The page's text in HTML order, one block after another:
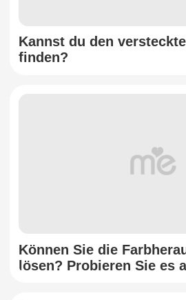
Kannst du den
finden?
Können Sie die
lösen? Probieren Sie es